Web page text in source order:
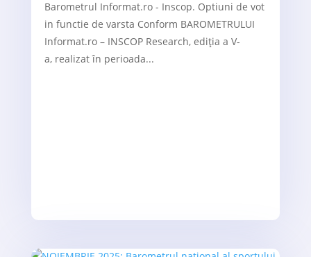
Barometrul Informat.ro - Inscop. Optiuni de vot
in functie de varsta Conform BAROMETRULUI
Informat.ro – INSCOP Research, ediția a V-
a, realizat în perioada...